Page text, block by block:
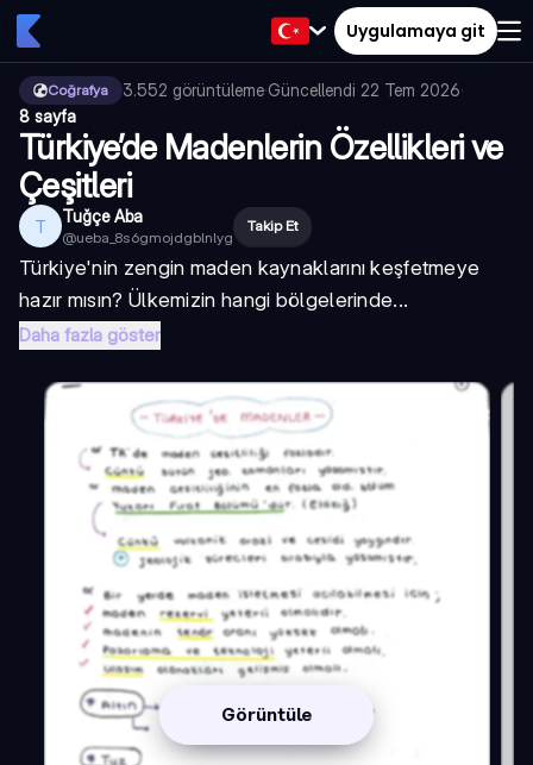
Uygulamaya git
Coğrafya 3.552 görüntüleme·Güncellendi 22 Tem 2026·
8 sayfa
Türkiye’de Madenlerin Özellikleri ve
Çeşitleri
T Tuğçe Aba
@ueba_8s6gmojdgblnlyg
Takip Et
Türkiye'nin zengin maden kaynaklarını keşfetmeye
hazır mısın? Ülkemizin hangi bölgelerinde...
Daha fazla göster
Görüntüle